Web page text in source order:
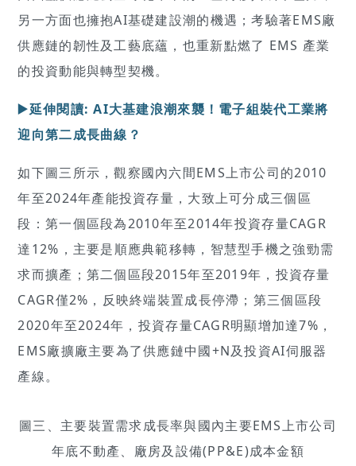
另一方面也擁抱AI基礎建設潮的機遇；考驗著EMS廠
供應鏈的韌性及工藝底蘊，也重新點燃了 EMS 產業
的投資動能與轉型契機。
▶️延伸閱讀: AI大基建浪潮來襲！電子組裝代工業將
迎向第二成長曲線？
如下圖三所示，觀察國內六間EMS上市公司的2010
年至2024年產能投資存量，大致上可分成三個區
段：第一個區段為2010年至2014年投資存量CAGR
達12%，主要是順應典範移轉，智慧型手機之強勁需
求而擴產；第二個區段2015年至2019年，投資存量
CAGR僅2%，反映終端裝置成長停滯；第三個區段
2020年至2024年，投資存量CAGR明顯增加達7%，
EMS廠擴廠主要為了供應鏈中國+N及投資AI伺服器
產線。
圖三、主要裝置需求成長率與國內主要EMS上市公司
年底不動產、廠房及設備(PP&E)成本金額